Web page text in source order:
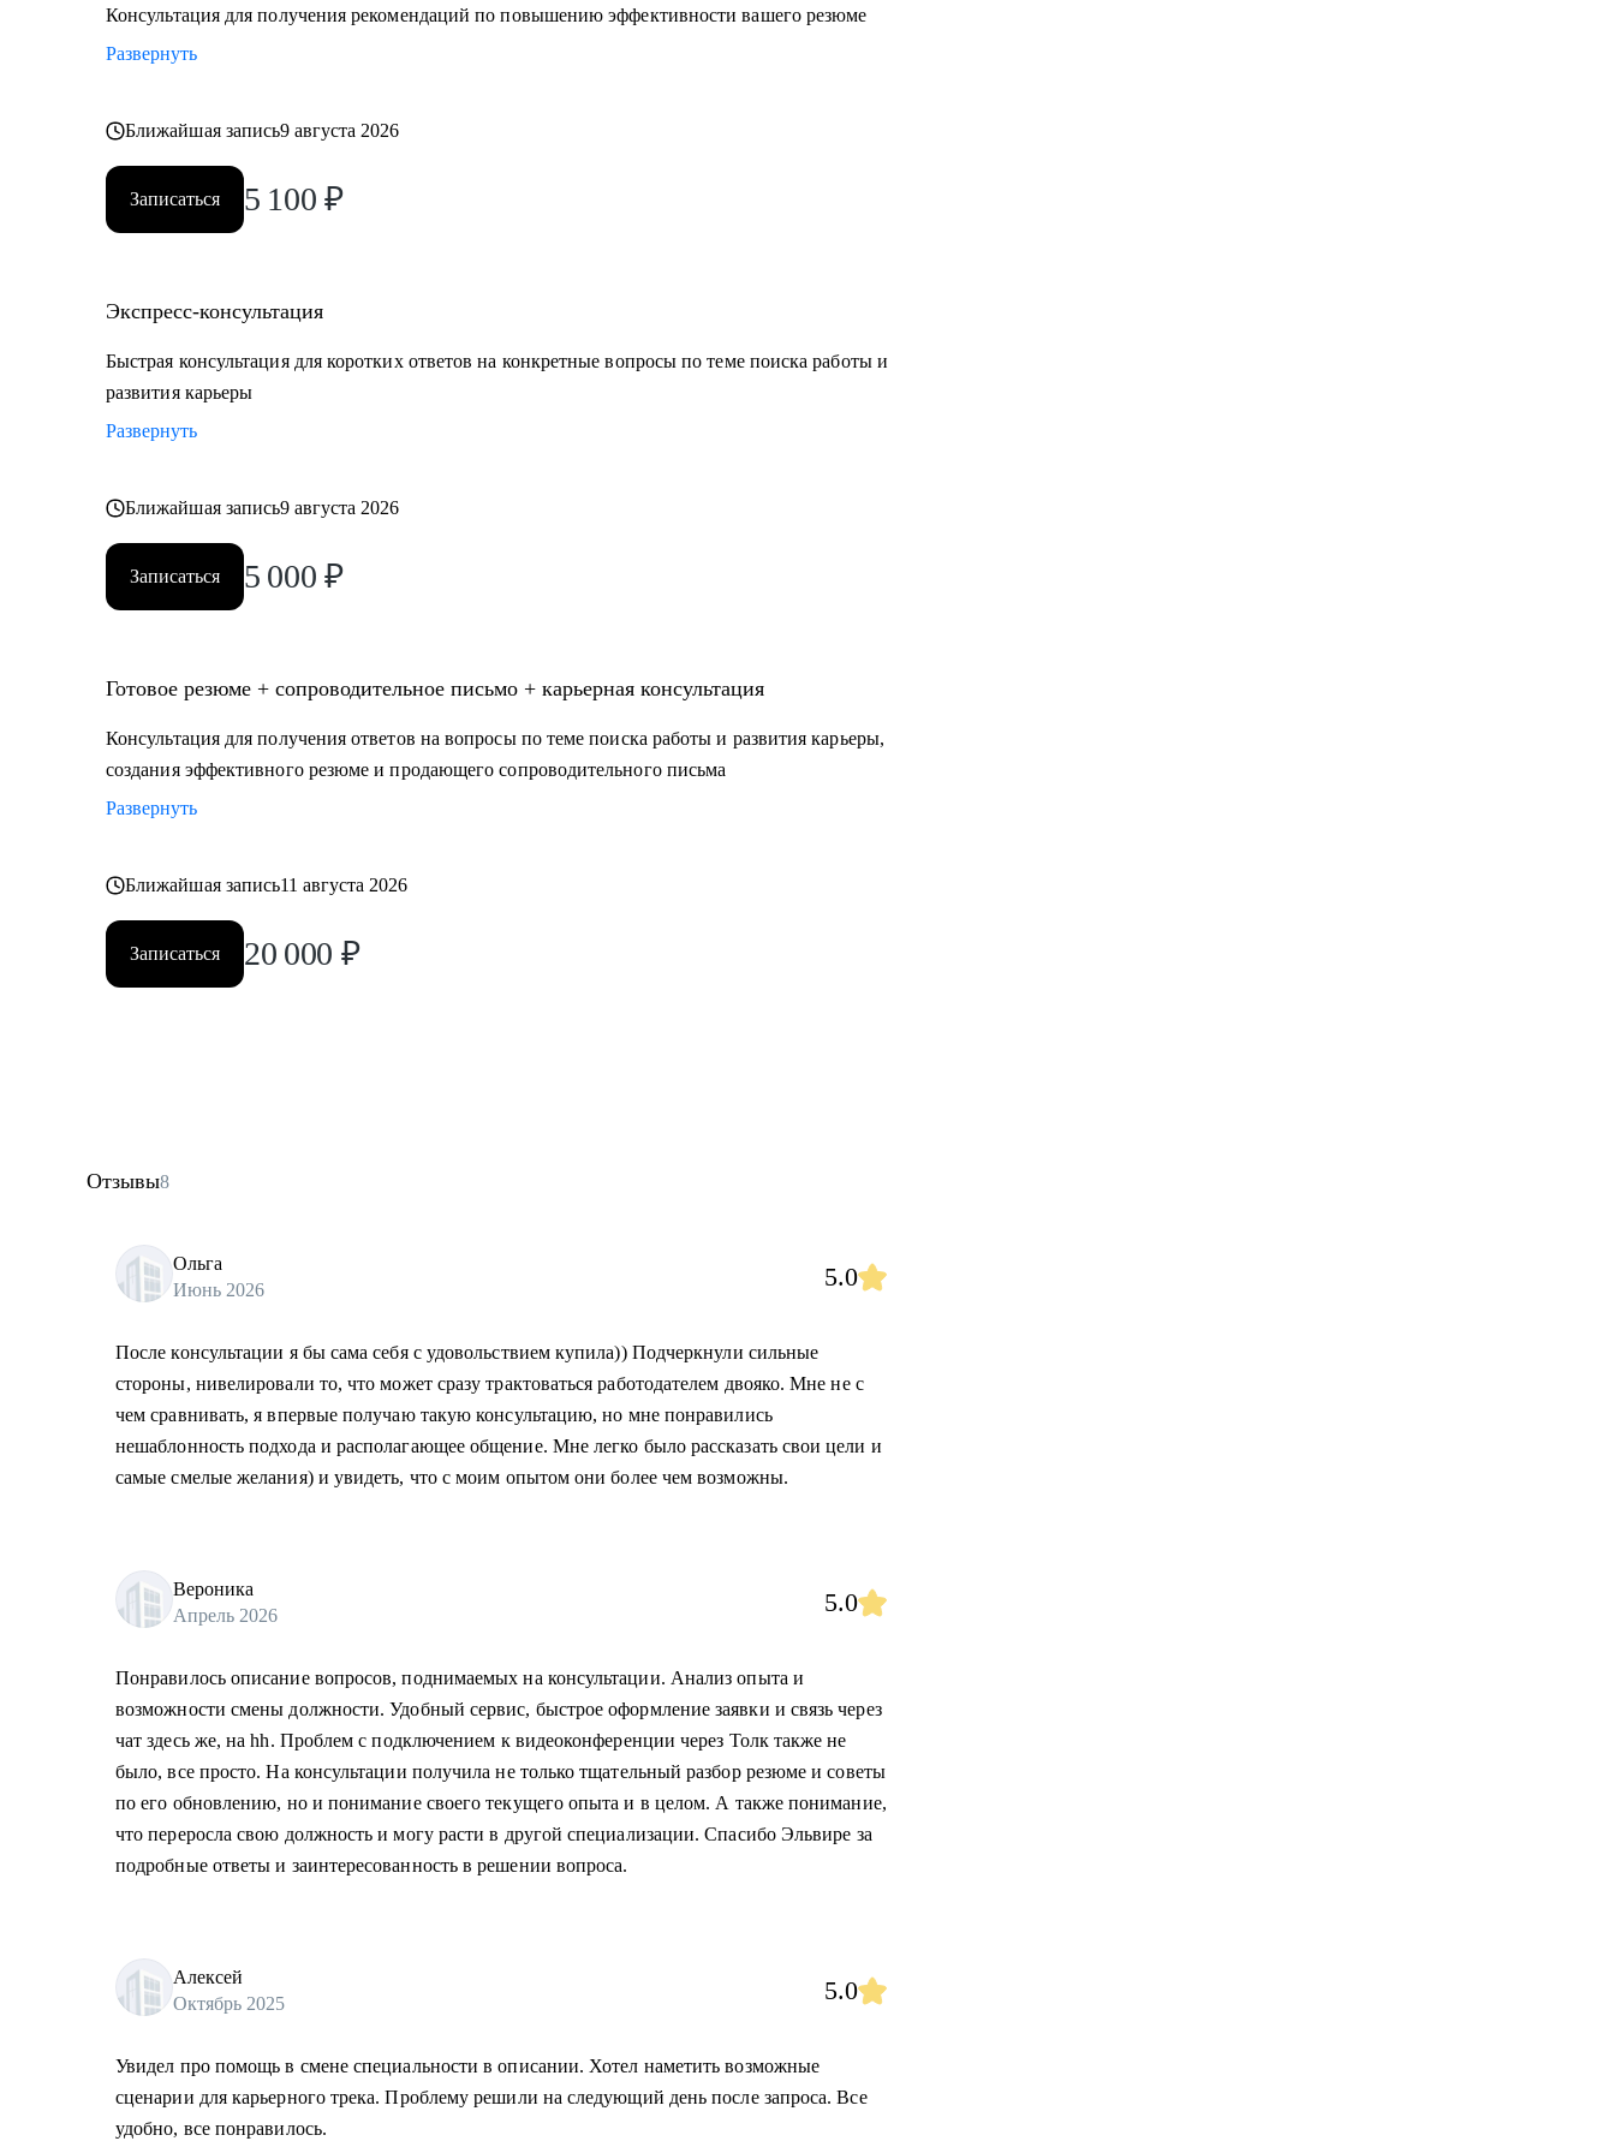
• E-commerce
Обращаю внимание, что специализируюсь только на российском рынке поиска работы.
Консультация для получения рекомендаций по повышению эффективности вашего резюме
Развернуть
Ближайшая запись9 августа 2026
Записаться 5 100 ₽
Экспресс-консультация
Быстрая консультация для коротких ответов на конкретные вопросы по теме поиска работы и
развития карьеры
Развернуть
Ближайшая запись9 августа 2026
Записаться 5 000 ₽
Готовое резюме + сопроводительное письмо + карьерная консультация
Консультация для получения ответов на вопросы по теме поиска работы и развития карьеры,
создания эффективного резюме и продающего сопроводительного письма
Развернуть
Ближайшая запись11 августа 2026
Записаться 20 000 ₽
Отзывы8
Ольга
Июнь 2026
5.0
После консультации я бы сама себя с удовольствием купила)) Подчеркнули сильные
стороны, нивелировали то, что может сразу трактоваться работодателем двояко. Мне не с
чем сравнивать, я впервые получаю такую консультацию, но мне понравились
нешаблонность подхода и располагающее общение. Мне легко было рассказать свои цели и
самые смелые желания) и увидеть, что с моим опытом они более чем возможны.
Вероника
Апрель 2026
5.0
Понравилось описание вопросов, поднимаемых на консультации. Анализ опыта и
возможности смены должности. Удобный сервис, быстрое оформление заявки и связь через
чат здесь же, на hh. Проблем с подключением к видеоконференции через Толк также не
было, все просто. На консультации получила не только тщательный разбор резюме и советы
по его обновлению, но и понимание своего текущего опыта и в целом. А также понимание,
что переросла свою должность и могу расти в другой специализации. Спасибо Эльвире за
подробные ответы и заинтересованность в решении вопроса.
Алексей
Октябрь 2025
5.0
Увидел про помощь в смене специальности в описании. Хотел наметить возможные
сценарии для карьерного трека. Проблему решили на следующий день после запроса. Все
удобно, все понравилось.